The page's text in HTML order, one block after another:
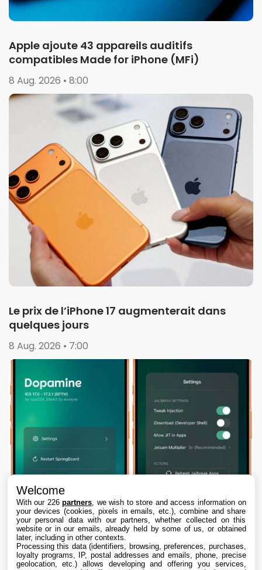
Apple ajoute 43 appareils auditifs
compatibles Made for iPhone (MFi)
8 Aug. 2026 • 8:00
Le prix de l’iPhone 17 augmenterait dans
quelques jours
8 Aug. 2026 • 7:00
Welcome
With our 226partners , we wish to store and access information on
your devices (cookies, pixels in emails, etc.), combine and share
your personal data with our partners, whether collected on this
website or in our emails, already held by some of us, or obtained
later, including in other contexts.
Processing this data (identifiers, browsing, preferences, purchases,
loyalty programs, IP, postal addresses and emails, phone, precise
geolocation, etc.) allows developing and offering you services,